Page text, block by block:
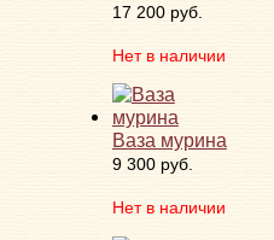
17 200 руб.
Нет в наличии
Ваза мурина
9 300 руб.
Нет в наличии